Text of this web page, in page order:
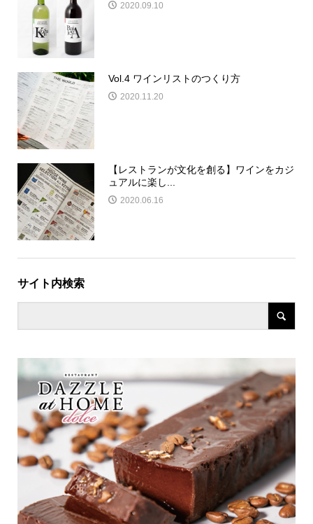
2020.09.10
Vol.4 ワインリストのつくり方
2020.11.20
【レストランが文化を創る】ワインをカジ
ュアルに楽し...
2020.06.16
サイト内検索